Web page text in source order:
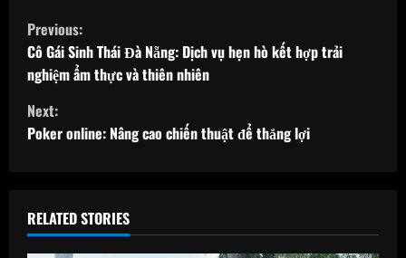
C
o
n
t
n
Previous:
Cô Gái Sinh Thái Đà Nẵng: Dịch vụ hẹn hò kết hợp trải
nghiệm ẩm thực và thiên nhiên
Next:
Poker online: Nâng cao chiến thuật để thắng lợi
RELATED STORIES